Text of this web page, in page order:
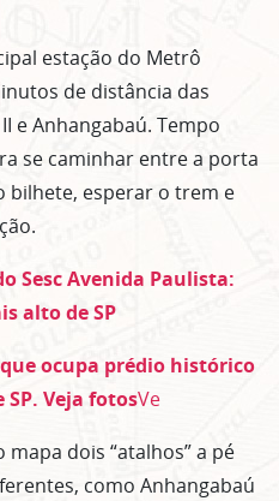
estação do Metrô
de distância das
e Anhangabaú. Tempo
se caminhar entre a porta
bilhete, esperar o trem e
Sesc Avenida Paulista:
alto de SP
ocupa prédio histórico
SP. Veja fotosVe
dois “atalhos” a pé
como Anhangabaú